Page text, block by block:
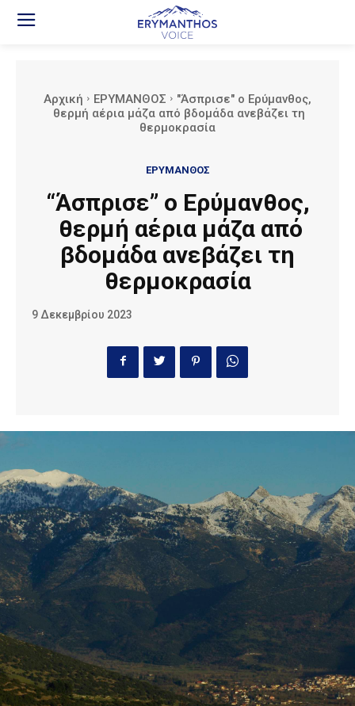
Αρχική ΕΡΥΜΑΝΘΟΣ
"Άσπρισε" ο Ερύμανθος,
θερμή αέρια μάζα από βδομάδα ανεβάζει τη
θερμοκρασία
ΕΡΥΜΑΝΘΟΣ
“Άσπρισε” ο Ερύμανθος,
θερμή αέρια μάζα από
βδομάδα ανεβάζει τη
θερμοκρασία
9 Δεκεμβρίου 2023